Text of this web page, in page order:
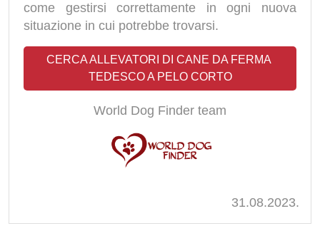
come gestirsi correttamente in ogni nuova
situazione in cui potrebbe trovarsi.
CERCA ALLEVATORI DI CANE DA FERMA
TEDESCO A PELO CORTO
World Dog Finder team
31.08.2023.